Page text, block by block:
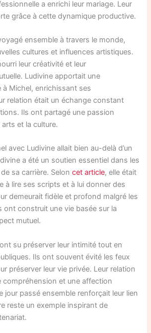
a enrichi leur mariage. Leur
grâce à cette dynamique productive.
ensemble à travers le monde,
cultures et influences artistiques.
leur créativité et leur
Ludivine apportait une
à Michel, enrichissant ses
relation était un échange constant
Ils ont partagé une passion
et la culture.
avec Ludivine allait bien au-delà d’un
a été un soutien essentiel dans les
sa carrière. Seloncet article, elle était
à lire ses scripts et à lui donner des
demeurait fidèle et profond malgré les
ont construit une vie basée sur la
mutuel.
su préserver leur intimité tout en
Ils ont souvent évité les feux
préserver leur vie privée. Leur relation
compréhension et une affection
jour passé ensemble renforçait leur lien
reste un exemple inspirant de